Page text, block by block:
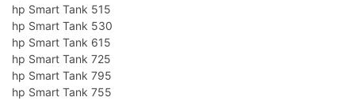
hp Smart Tank 515
hp Smart Tank 530
hp Smart Tank 615
hp Smart Tank 725
hp Smart Tank 795
hp Smart Tank 755